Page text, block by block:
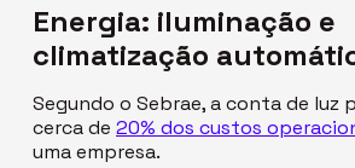
Energia: iluminação e
climatização
Segundo o Sebrae, a conta de luz
cerca de20% dos custos
uma empresa.